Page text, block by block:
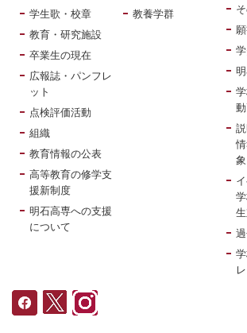
学生歌・校章
教育・研究施設
卒業生の現在
広報誌・パンフレ
ット
点検評価活動
組織
教育情報の公表
高等教育の修学支
援新制度
明石高専への支援
について
教養学群